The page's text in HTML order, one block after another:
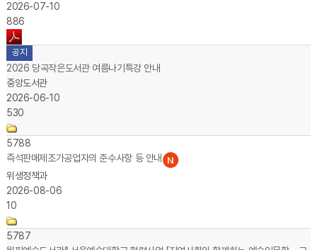
2026-07-10
886
공지
2026 당곡작은도서관 여름나기특강 안내
중앙도서관
2026-06-10
530
5788
즉석판매제조가공업자의 준수사항 등 안내
위생정책과
2026-08-06
10
5787